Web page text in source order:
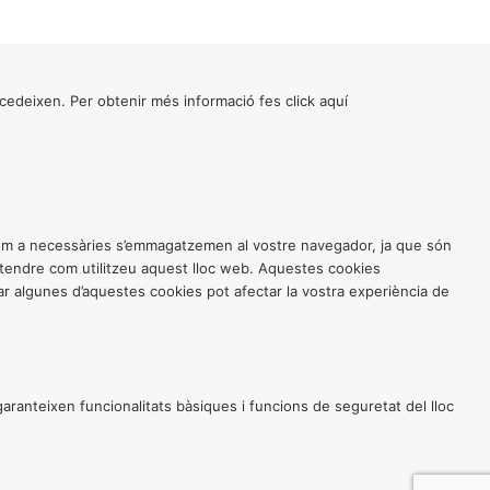
Per obtenir més informació fes click aquí
necessàries s’emmagatzemen al vostre navegador, ja que són
com utilitzeu aquest lloc web. Aquestes cookies
algunes d’aquestes cookies pot afectar la vostra experiència de
funcionalitats bàsiques i funcions de seguretat del lloc